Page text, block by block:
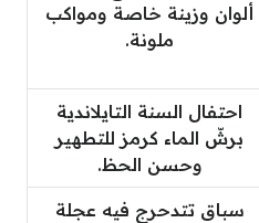
ألوان وزينة خاصة ومواكب
ملونة.
احتفال السنة التايلاندية
برشّ الماء كرمز للتطهير
وحسن الحظ.
سباق تتدحرج فيه عجلة